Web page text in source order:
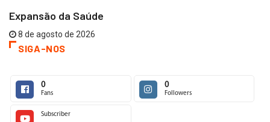
Expansão da Saúde
8 de agosto de 2026
SIGA-NOS
0
Fans
0
Followers
Subscriber